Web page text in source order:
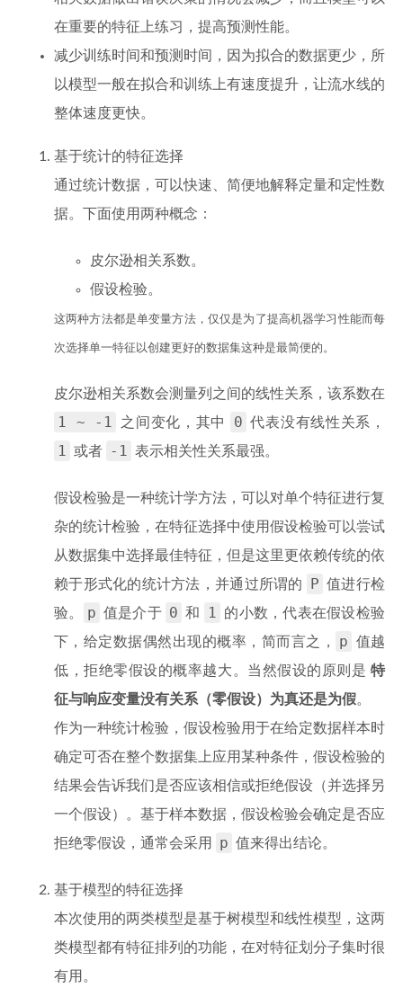
在重要的特征上练习，提高预测性能。
减少训练时间和预测时间，因为拟合的数据更少，所
以模型一般在拟合和训练上有速度提升，让流水线的
整体速度更快。
基于统计的特征选择
通过统计数据，可以快速、简便地解释定量和定性数
据。下面使用两种概念：
皮尔逊相关系数。
假设检验。
这两种方法都是单变量方法，仅仅是为了提高机器学习性能而每
次选择单一特征以创建更好的数据集这种是最简便的。
皮尔逊相关系数会测量列之间的线性关系，该系数在
1 ~ -1 之间变化，其中 0 代表没有线性关系，
1 或者 -1 表示相关性关系最强。
假设检验是一种统计学方法，可以对单个特征进行复
杂的统计检验，在特征选择中使用假设检验可以尝试
从数据集中选择最佳特征，但是这里更依赖传统的依
赖于形式化的统计方法，并通过所谓的
P 值进行检
验。
p 值是介于 0 和 1
的小数，代表在假设检验
下，给定数据偶然出现的概率，简而言之，
p
值越
低，拒绝零假设的概率越大。当然假设的原则是 特
征与响应变量没有关系（零假设）为真还是为假。
作为一种统计检验，假设检验用于在给定数据样本时
确定可否在整个数据集上应用某种条件，假设检验的
结果会告诉我们是否应该相信或拒绝假设（并选择另
一个假设）。基于样本数据，假设检验会确定是否应
拒绝零假设，通常会采用
p 值来得出结论。
基于模型的特征选择
本次使用的两类模型是基于树模型和线性模型，这两
类模型都有特征排列的功能，在对特征划分子集时很
有用。